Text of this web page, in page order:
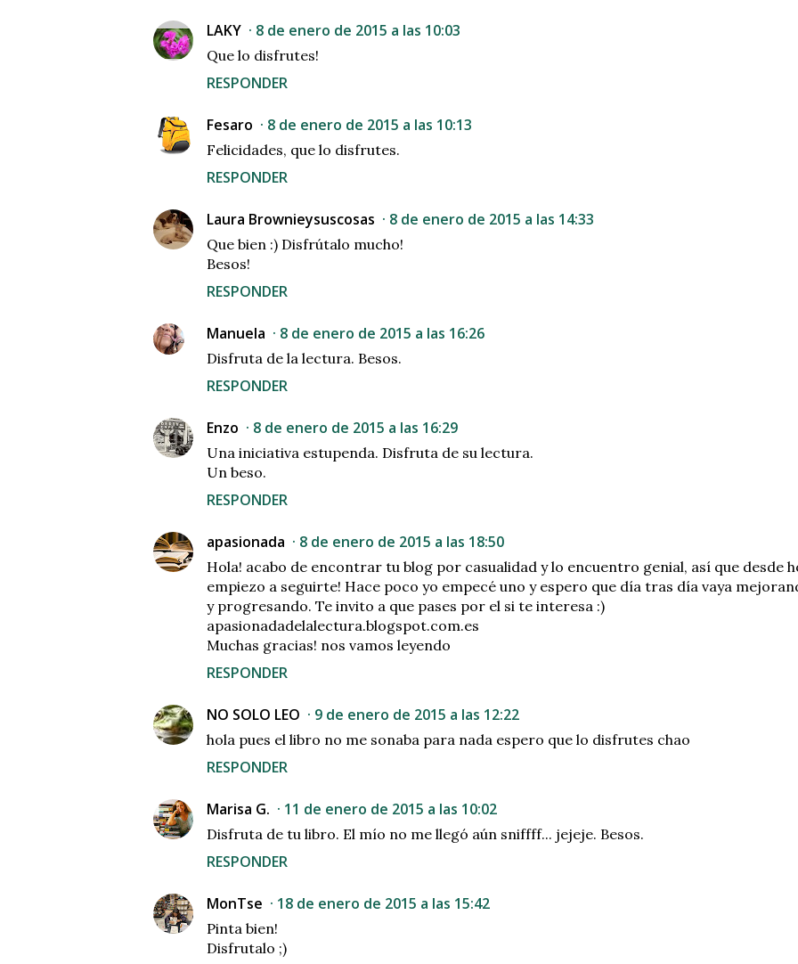
LAKY 8 de enero de 2015 a las 10:03
Que lo disfrutes!
RESPONDER
Fesaro 8 de enero de 2015 a las 10:13
Felicidades, que lo disfrutes.
RESPONDER
Laura Brownieysuscosas 8 de enero de 2015 a las 14:33
Que bien :) Disfrútalo mucho!
Besos!
RESPONDER
Manuela 8 de enero de 2015 a las 16:26
Disfruta de la lectura. Besos.
RESPONDER
Enzo 8 de enero de 2015 a las 16:29
Una iniciativa estupenda. Disfruta de su lectura.
Un beso.
RESPONDER
apasionada 8 de enero de 2015 a las 18:50
Hola! acabo de encontrar tu blog por casualidad y lo encuentro genial, así que desde
empiezo a seguirte! Hace poco yo empecé uno y espero que día tras día vaya
y progresando. Te invito a que pases por el si te interesa :)
apasionadadelalectura.blogspot.com.es
Muchas gracias! nos vamos leyendo
RESPONDER
NO SOLO LEO 9 de enero de 2015 a las 12:22
hola pues el libro no me sonaba para nada espero que lo disfrutes chao
RESPONDER
Marisa G. 11 de enero de 2015 a las 10:02
Disfruta de tu libro. El mío no me llegó aún sniffff... jejeje. Besos.
RESPONDER
MonTse 18 de enero de 2015 a las 15:42
Pinta bien!
Disfrutalo ;)